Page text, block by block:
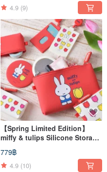
4.9 (9)
【Spring Limited Edition】
miffy & tulips Silicone Storage
Pouch / Pencil Case /
Cardholder
779฿
4.9 (10)